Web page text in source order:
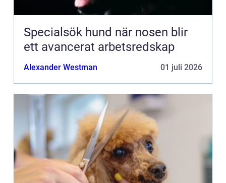
Specialsök hund när nosen blir
ett avancerat arbetsredskap
Alexander Westman 01 juli 2026